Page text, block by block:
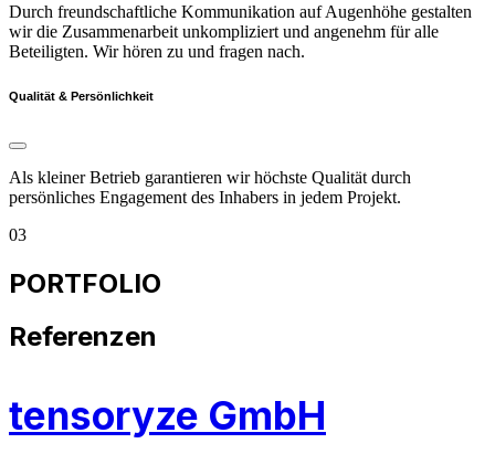
Durch freundschaftliche Kommunikation auf Augenhöhe gestalten
wir die Zusammenarbeit unkompliziert und angenehm für alle
Beteiligten. Wir hören zu und fragen nach.
Qualität & Persönlichkeit
Als kleiner Betrieb garantieren wir höchste Qualität durch
persönliches Engagement des Inhabers in jedem Projekt.
03
PORTFOLIO
Referenzen
tensoryze GmbH